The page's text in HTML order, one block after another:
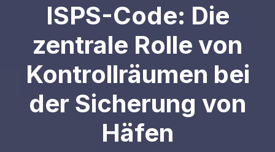
ISPS-Code: Die
zentrale Rolle von
Kontrollräumen bei
der Sicherung von
Häfen